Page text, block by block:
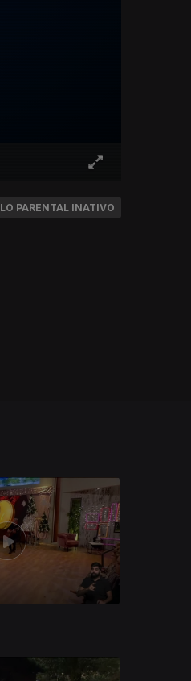
PARENTAL INATIVO